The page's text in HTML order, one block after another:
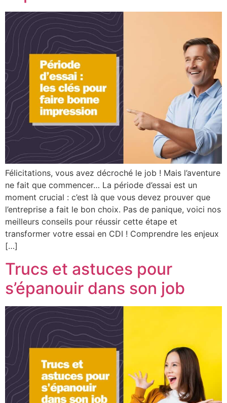
Félicitations, vous avez décroché le job ! Mais l’aventure
ne fait que commencer… La période d’essai est un
moment crucial : c’est là que vous devez prouver que
l’entreprise a fait le bon choix. Pas de panique, voici nos
meilleurs conseils pour réussir cette étape et
transformer votre essai en CDI ! Comprendre les enjeux
[…]
Trucs et astuces pour
s’épanouir dans son job